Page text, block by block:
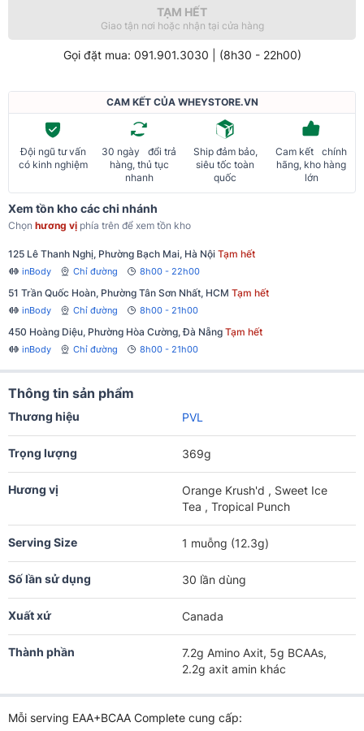
TẠM HẾT
Giao tận nơi hoặc nhận tại cửa hàng
Gọi đặt mua: 091.901.3030 | (8h30 - 22h00)
CAM KẾT CỦA WHEYSTORE.VN
Đội ngũ tư vấn
có kinh nghiệm
30 ngày đổi trả
hàng, thủ tục
nhanh
Ship đảm bảo,
siêu tốc toàn
quốc
Cam kết chính
hãng, kho hàng
lớn
Xem tồn kho các chi nhánh
Chọn hương vị phía trên để xem tồn kho
125 Lê Thanh Nghị, Phường Bạch Mai, Hà Nội Tạm hết
inBody Chỉ đường 8h00 - 22h00
51 Trần Quốc Hoàn, Phường Tân Sơn Nhất, HCM Tạm hết
inBody Chỉ đường 8h00 - 21h00
450 Hoàng Diệu, Phường Hòa Cường, Đà Nẵng Tạm hết
inBody Chỉ đường 8h00 - 21h00
Thông tin sản phẩm
Thương hiệu PVL
Trọng lượng 369g
Hương vị
Orange Krush'd , Sweet Ice
Tea , Tropical Punch
Serving Size 1 muỗng (12.3g)
Số lần sử dụng 30 lần dùng
Xuất xứ Canada
Thành phần
7.2g Amino Axit, 5g BCAAs,
2.2g axit amin khác
Mỗi serving EAA+BCAA Complete cung cấp: